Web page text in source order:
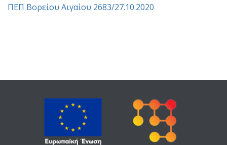
ΠΕΠ Βορείου Αιγαίου 2683/27.10.2020